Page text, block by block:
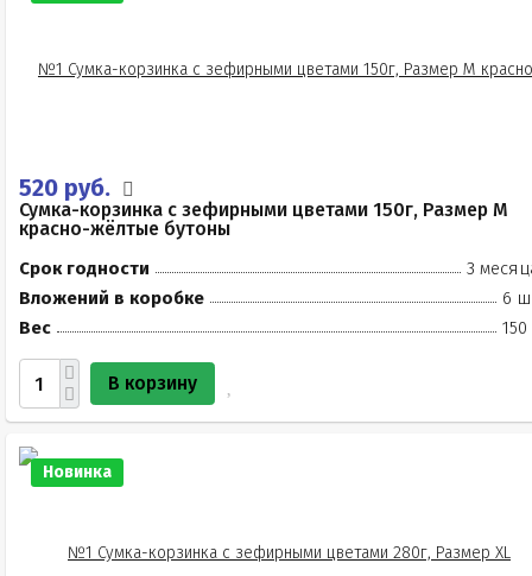
520 руб.
Сумка-корзинка с зефирными цветами 150г, Размер М
красно-жёлтые бутоны
Срок годности
3
Вложений в коробке
6
Вес
150
В корзину
Новинка